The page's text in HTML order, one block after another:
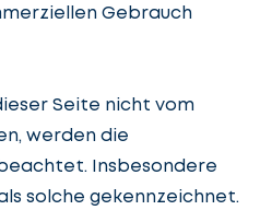
Gebrauch
Seite nicht vom
werden die
Insbesondere
solche gekennzeichnet.